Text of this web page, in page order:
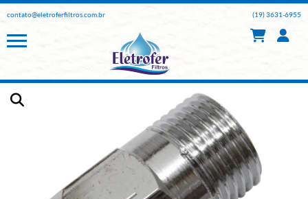
contato@eletroferfiltros.com.br (19) 3631-6955